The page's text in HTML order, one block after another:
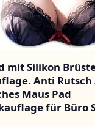
mit Silikon
Anti Rutsch
Maus Pad
für Büro